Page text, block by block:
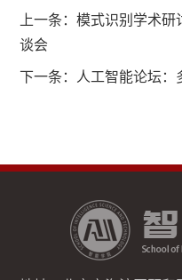
上一条：模式识别学术研
谈会
下一条： 人工智能论坛：